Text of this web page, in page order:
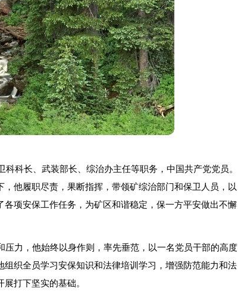
科长、武装部长、综治办主任等职务，中国共产党党员。
他履职尽责，果断指挥，带领矿综治部门和保卫人员，以
项安保工作任务，为矿区和谐稳定，保一方平安做出不懈
力，他始终以身作则，率先垂范，以一名党员干部的高度
织全员学习安保知识和法律培训学习，增强防范能力和法
打下坚实的基础。